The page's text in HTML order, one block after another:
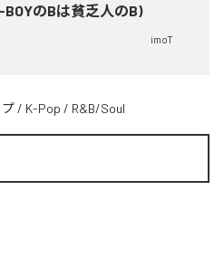
のBは貧乏人のB)
imoT
/ K-Pop / R&B/Soul